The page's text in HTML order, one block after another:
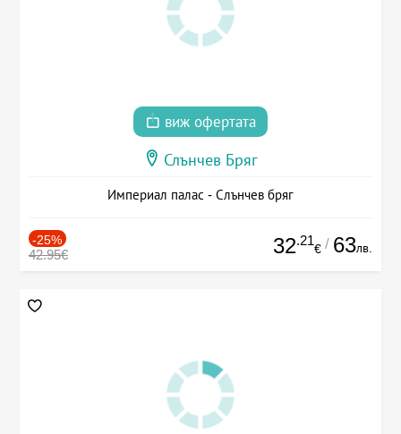
виж офертата
Слънчев Бряг
Империал палас - Слънчев бряг
-25%
42.95€ 32.21
€ / 63лв.